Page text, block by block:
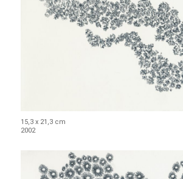
15,3 x 21,3 cm
2002